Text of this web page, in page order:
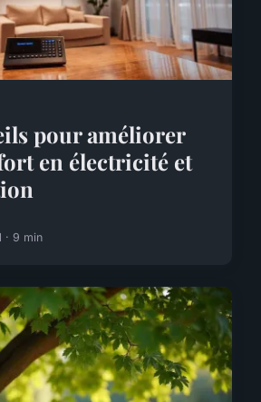
pour améliorer
en électricité et
9 min